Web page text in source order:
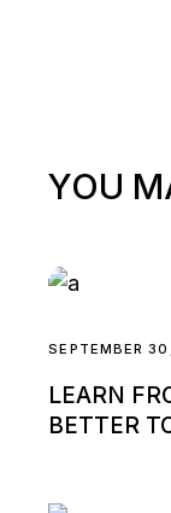
YOU
SEPTEMBER
LEARN
BETTER